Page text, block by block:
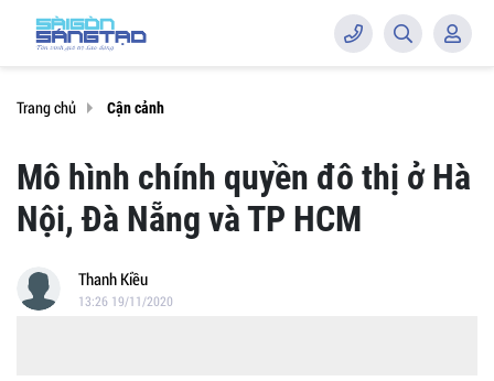
Trang chủ Cận cảnh
Mô hình chính quyền đô thị ở Hà
Nội, Đà Nẵng và TP HCM
Thanh Kiều
13:26 19/11/2020